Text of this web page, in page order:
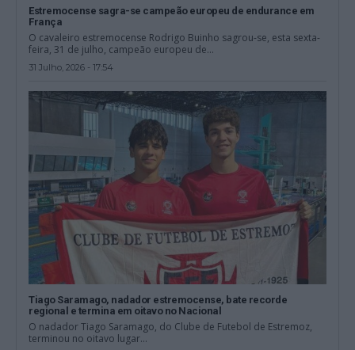
Estremocense sagra-se campeão europeu de endurance em
França
O cavaleiro estremocense Rodrigo Buinho sagrou-se, esta sexta-
feira, 31 de julho, campeão europeu de...
31 Julho, 2026 - 17:54
Tiago Saramago, nadador estremocense, bate recorde
regional e termina em oitavo no Nacional
O nadador Tiago Saramago, do Clube de Futebol de Estremoz,
terminou no oitavo lugar...